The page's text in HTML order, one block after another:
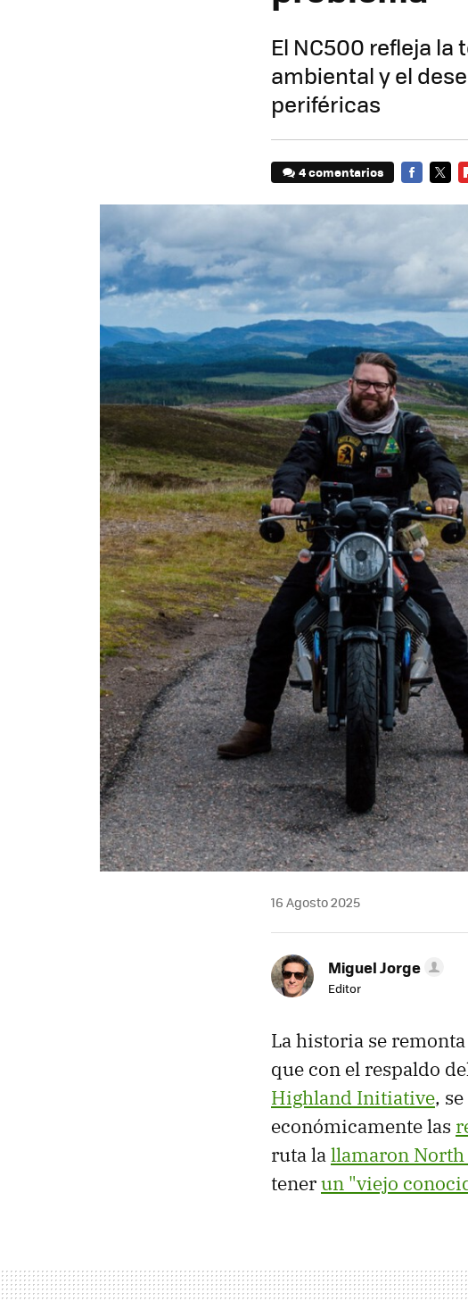
El NC500 refleja
ambiental y el
periféricas
4 comentarios
16 Agosto 2025
Miguel Jorge
Editor
La historia se
que con el respaldo
Highland Initiative,
económicamente las
ruta lallamaron North
tenerun "viejo